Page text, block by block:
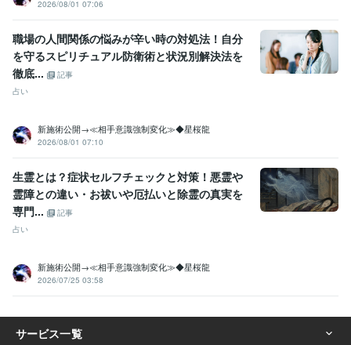
2026/08/01 07:06
職場の人間関係の悩みが辛い時の対処法！自分
を守るスピリチュアル防衛術と状況別解決法を
徹底...
記事
占い
新施術公開→≪相手意識強制変化≫◆星桜龍
2026/08/01 07:10
生霊とは？症状セルフチェックと対策！悪霊や
霊障との違い・お祓いや厄払いと除霊の真実を
専門...
記事
占い
新施術公開→≪相手意識強制変化≫◆星桜龍
2026/07/25 03:58